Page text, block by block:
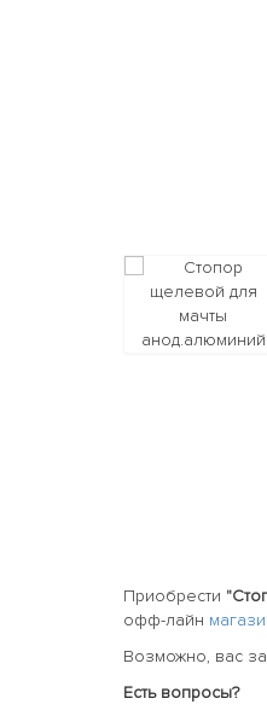
Приобрести
офф-лайн
Возможно, вас
Есть вопросы?